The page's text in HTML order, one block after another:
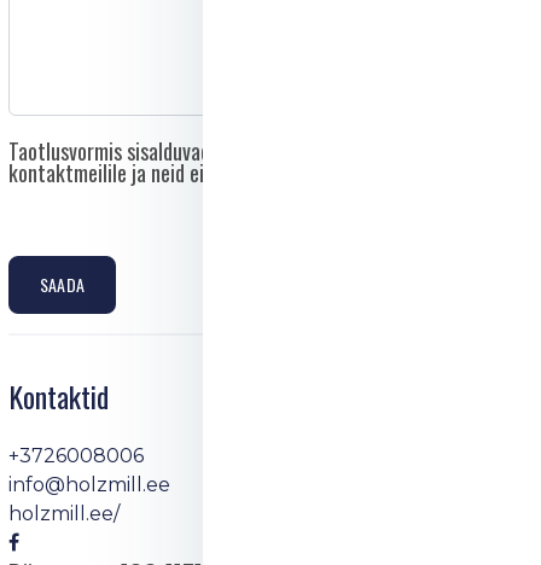
Taotlusvormis sisalduvad andmed saadetakse otse asutuse
kontaktmeilile ja neid ei edastata kolmandatele isikutele.
SAADA
Kontaktid
+3726008006
info@holzmill.ee
holzmill.ee/